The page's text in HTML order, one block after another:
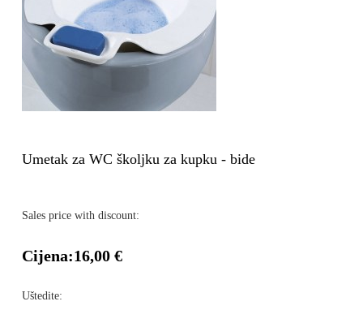
Umetak za WC školjku za kupku - bide
Sales price with discount:
Cijena:16,00 €
Uštedite: